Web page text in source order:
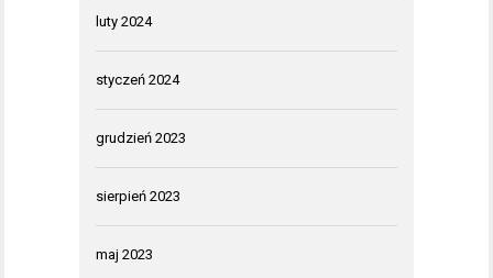
luty 2024
styczeń 2024
grudzień 2023
sierpień 2023
maj 2023